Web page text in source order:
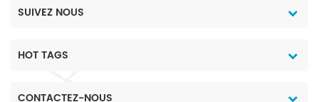
SUIVEZ NOUS
HOT TAGS
CONTACTEZ-NOUS